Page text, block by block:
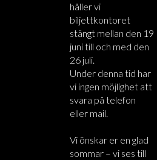
håller vi
biljettkontoret
stängt mellan den 19
juni till och med den
26 juli.
Under denna tid har
vi ingen möjlighet att
svara på telefon
eller mail.
Vi önskar er en glad
sommar – vi ses till